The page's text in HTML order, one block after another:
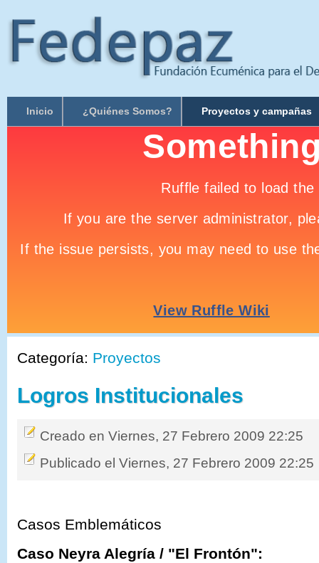
Inicio ¿Quiénes Somos? Proyectos y campañas
Categoría: Proyectos
Logros Institucionales
Creado en Viernes, 27 Febrero 2009 22:25
Publicado el Viernes, 27 Febrero 2009 22:25
Casos Emblemáticos
Caso Neyra Alegría / "El Frontón":